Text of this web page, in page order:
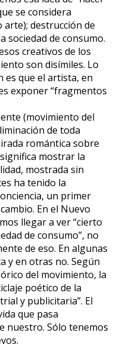
se considera
destrucción de
sociedad de consumo.
creativos de los
son disímiles. Lo
es que el artista, en
exponer “fragmentos
(movimiento del
de toda
romántica sobre
mostrar la
mostrada sin
ha tenido la
un primer
En el Nuevo
llegar a ver “cierto
de consumo”, no
de eso. En algunas
y en otras no. Según
del movimiento, la
poético de la
y publicitaria”. El
que pasa
nuestro. Sólo tenemos